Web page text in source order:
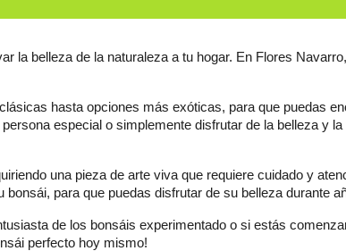
la belleza de la naturaleza a tu hogar. En Flores
hasta opciones más exóticas, para que puedas
una pieza de arte viva que requiere cuidado y
bonsái, para que puedas disfrutar de su belleza durante
de los bonsáis experimentado o si estás
perfecto hoy mismo!